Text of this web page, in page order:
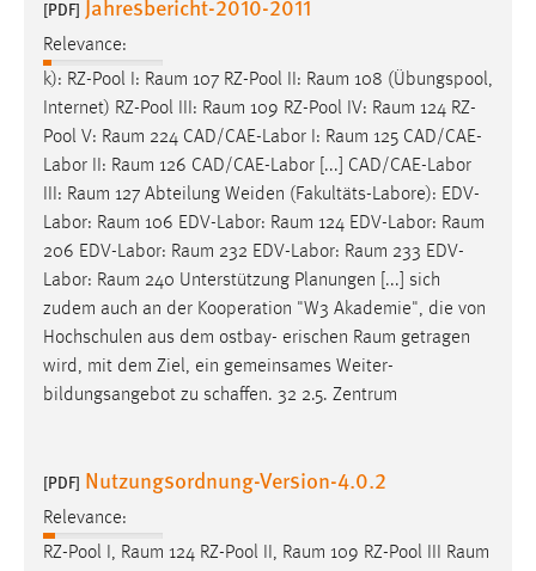
[PDF] Jahresbericht-2010-2011
Relevance:
k): RZ-Pool I: Raum 107 RZ-Pool II: Raum 108 (Übungspool,
Internet) RZ-Pool III: Raum 109 RZ-Pool IV: Raum 124 RZ-
Pool V: Raum 224 CAD/CAE-Labor I: Raum 125 CAD/CAE-
Labor II: Raum 126 CAD/CAE-Labor [...] CAD/CAE-Labor
III: Raum 127 Abteilung Weiden (Fakultäts-Labore): EDV-
Labor: Raum 106 EDV-Labor: Raum 124 EDV-Labor: Raum
206 EDV-Labor: Raum 232 EDV-Labor: Raum 233 EDV-
Labor: Raum 240 Unterstützung Planungen [...] sich
zudem auch an der Kooperation "W3 Akademie", die von
Hochschulen aus dem ostbay- erischen Raum getragen
wird, mit dem Ziel, ein gemeinsames Weiter-
bildungsangebot zu schaffen. 32 2.5. Zentrum
[PDF] Nutzungsordnung-Version-4.0.2
Relevance:
RZ-Pool I, Raum 124 RZ-Pool II, Raum 109 RZ-Pool III Raum